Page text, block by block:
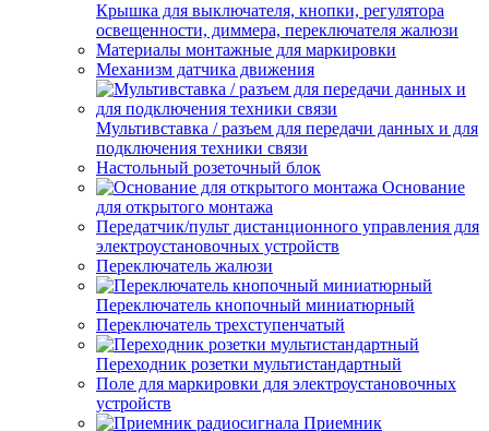
Крышка для выключателя, кнопки, регулятора
освещенности, диммера, переключателя жалюзи
Материалы монтажные для маркировки
Механизм датчика движения
Мультивставка / разъем для передачи данных и для
подключения техники связи
Настольный розеточный блок
Основание
для открытого монтажа
Передатчик/пульт дистанционного управления для
электроустановочных устройств
Переключатель жалюзи
Переключатель кнопочный миниатюрный
Переключатель трехступенчатый
Переходник розетки мультистандартный
Поле для маркировки для электроустановочных
устройств
Приемник